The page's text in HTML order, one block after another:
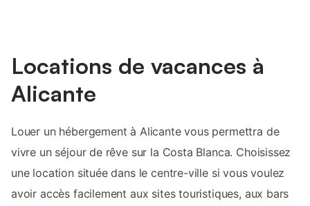
Locations de vacances à
Alicante
Louer un hébergement à Alicante vous permettra de
vivre un séjour de rêve sur la Costa Blanca. Choisissez
une location située dans le centre-ville si vous voulez
avoir accès facilement aux sites touristiques, aux bars